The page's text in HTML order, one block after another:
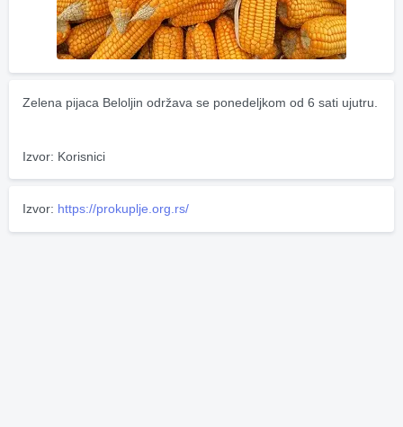
Zelena pijaca Beloljin održava se ponedeljkom od 6 sati ujutru.
Izvor: Korisnici
Izvor: https://prokuplje.org.rs/